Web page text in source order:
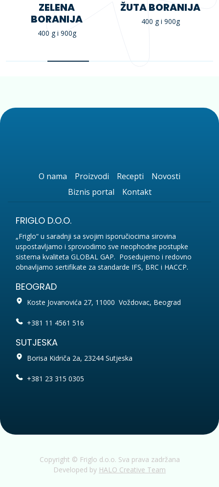
ZELENA
BORANIJA
400 g i 900g
ŽUTA BORANIJA
400 g i 900g
O nama Proizvodi Recepti
Novosti
Biznis portal
Kontakt
FRIGLO D.O.O.
„Friglo“ u saradnji sa svojim isporučiocima sirovina
uspostavljamo i sprovodimo sve neophodne postupke
sistema kvaliteta GLOBAL GAP. Posedujemo i redovno
obnavljamo sertifikate za standarde IFS, BRC i HACCP.
BEOGRAD
Koste Jovanovića 27, 11000 Voždovac, Beograd
+381 11 4561 516
SUTJESKA
Borisa Kidriča 2a, 23244 Sutjeska
+381 23 315 0305
Copyright © Friglo d.o.o. Sva prava zadržana
Developed by HALO Creative Team